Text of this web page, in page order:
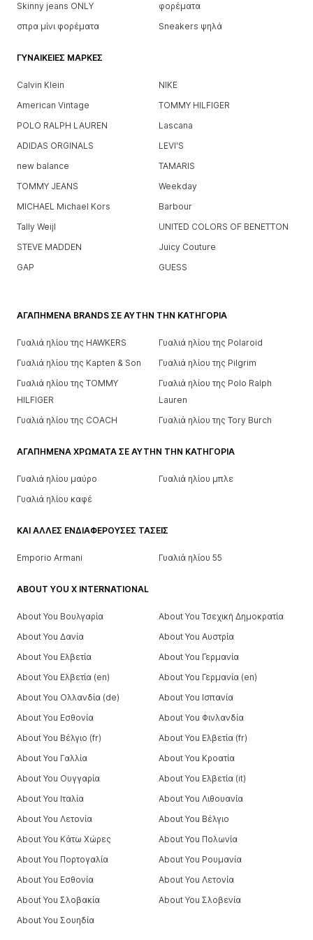
Skinny jeans ONLY
φορέματα
σπρα μίνι φορέματα
Sneakers ψηλά
ΓΥΝΑΙΚΕΊΕΣ ΜΆΡΚΕΣ
Calvin Klein
NIKE
American Vintage
TOMMY HILFIGER
POLO RALPH LAUREN
Lascana
ADIDAS ORGINALS
LEVI'S
new balance
TAMARIS
TOMMY JEANS
Weekday
MICHAEL Michael Kors
Barbour
Tally Weijl
UNITED COLORS OF BENETTON
STEVE MADDEN
Juicy Couture
GAP
GUESS
ΑΓΑΠΗΜΈΝΑ BRANDS ΣΕ ΑΥΤΉΝ ΤΗΝ ΚΑΤΗΓΟΡΊΑ
Γυαλιά ηλίου της HAWKERS
Γυαλιά ηλίου της Polaroid
Γυαλιά ηλίου της Kapten & Son
Γυαλιά ηλίου της Pilgrim
Γυαλιά ηλίου της TOMMY
HILFIGER
Γυαλιά ηλίου της Polo Ralph
Lauren
Γυαλιά ηλίου της COACH
Γυαλιά ηλίου της Tory Burch
ΑΓΑΠΗΜΈΝΑ ΧΡΏΜΑΤΑ ΣΕ ΑΥΤΉΝ ΤΗΝ ΚΑΤΗΓΟΡΊΑ
Γυαλιά ηλίου μαύρο
Γυαλιά ηλίου μπλε
Γυαλιά ηλίου καφέ
ΚΑΙ ΆΛΛΕΣ ΕΝΔΙΑΦΈΡΟΥΣΕΣ ΤΆΣΕΙΣ
Emporio Armani Γυαλιά ηλίου 55
ABOUT YOU X INTERNATIONAL
About You Βουλγαρία
About You Τσεχική Δημοκρατία
About You Δανία
About You Αυστρία
About You Ελβετία
About You Γερμανία
About You Ελβετία (en)
About You Γερμανία (en)
About You Ολλανδία (de)
About You Ισπανία
About You Εσθονία
About You Φινλανδία
About You Βέλγιο (fr)
About You Ελβετία (fr)
About You Γαλλία
About You Κροατία
About You Ουγγαρία
About You Ελβετία (it)
About You Ιταλία
About You Λιθουανία
About You Λετονία
About You Βέλγιο
About You Κάτω Χώρες
About You Πολωνία
About You Πορτογαλία
About You Ρουμανία
About You Εσθονία
About You Λετονία
About You Σλοβακία
About You Σλοβενία
About You Σουηδία